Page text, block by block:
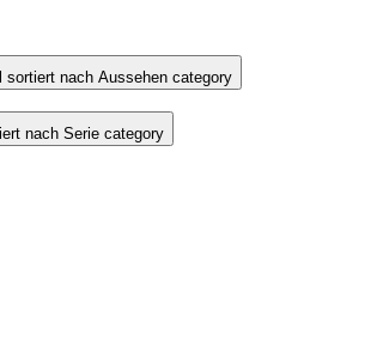
nach Aussehen category
nach Serie category